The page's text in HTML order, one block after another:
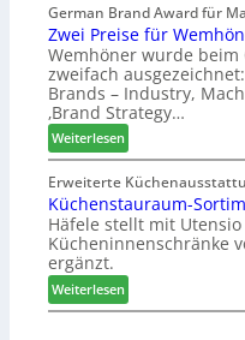
s
s
t
F
ü
h
r
u
n
g
a
n
v
e
d
i
u
n
d
H
u
b
t
e
x
s
t
German Brand Award für
Zwei Preise für
Wemhöner wurde beim
zweifach
Brands – Industry,
‚Brand Strategy…
Weiterlesen:
Z
w
e
i
P
e
i
Erweiterte
Küchenstauraum-
Häfele stellt mit
Kücheninnenschränke
ergänzt.
Weiterlesen:
K